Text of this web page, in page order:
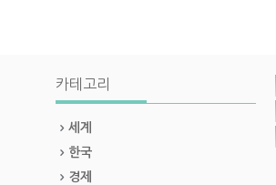
카테고리
세계
한국
경제